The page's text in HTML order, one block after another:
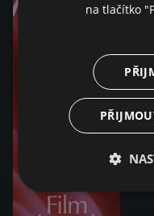
na tlačítko